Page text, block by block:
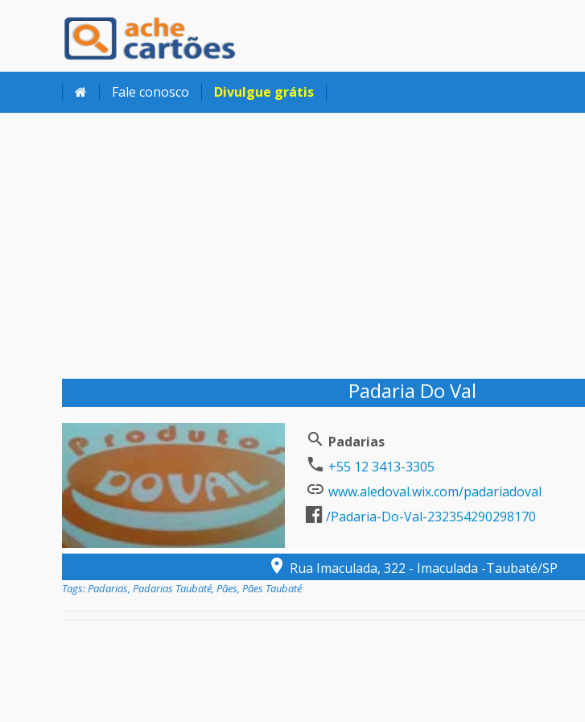
Ache Cartões
Fale conosco Divulgue grátis
Padaria Do Val
Padarias
+55 12 3413-3305
www.aledoval.wix.com/padariadoval
/Padaria-Do-Val-232354290298170
Rua Imaculada, 322 - Imaculada -Taubaté/SP
Tags:Padarias, Padarias Taubaté, Pães, Pães Taubaté